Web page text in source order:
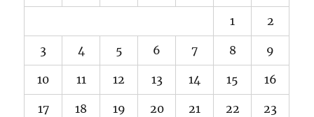
1 2
3 4 5 6 7 8 9
10 11 12 13 14 15 16
17 18 19 20 21 22 23